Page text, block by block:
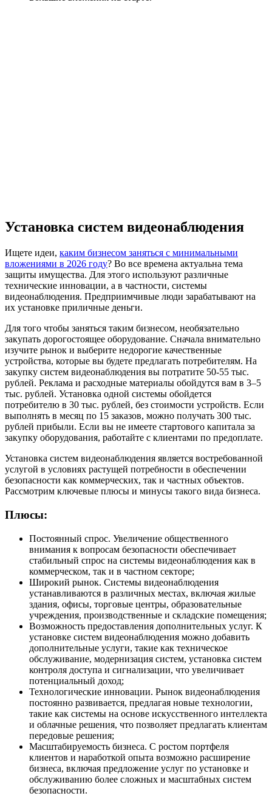
Установка систем видеонаблюдения
Ищете идеи, каким бизнесом заняться с минимальными
вложениями в 2026 году? Во все времена актуальна тема
защиты имущества. Для этого используют различные
технические инновации, а в частности, системы
видеонаблюдения. Предприимчивые люди зарабатывают на
их установке приличные деньги.
Для того чтобы заняться таким бизнесом, необязательно
закупать дорогостоящее оборудование. Сначала внимательно
изучите рынок и выберите недорогие качественные
устройства, которые вы будете предлагать потребителям. На
закупку систем видеонаблюдения вы потратите 50-55 тыс.
рублей. Реклама и расходные материалы обойдутся вам в 3–5
тыс. рублей. Установка одной системы обойдется
потребителю в 30 тыс. рублей, без стоимости устройств. Если
выполнять в месяц по 15 заказов, можно получать 300 тыс.
рублей прибыли. Если вы не имеете стартового капитала за
закупку оборудования, работайте с клиентами по предоплате.
Установка систем видеонаблюдения является востребованной
услугой в условиях растущей потребности в обеспечении
безопасности как коммерческих, так и частных объектов.
Рассмотрим ключевые плюсы и минусы такого вида бизнеса.
Плюсы:
Постоянный спрос. Увеличение общественного
внимания к вопросам безопасности обеспечивает
стабильный спрос на системы видеонаблюдения как в
коммерческом, так и в частном секторе;
Широкий рынок. Системы видеонаблюдения
устанавливаются в различных местах, включая жилые
здания, офисы, торговые центры, образовательные
учреждения, производственные и складские помещения;
Возможность предоставления дополнительных услуг. К
установке систем видеонаблюдения можно добавить
дополнительные услуги, такие как техническое
обслуживание, модернизация систем, установка систем
контроля доступа и сигнализации, что увеличивает
потенциальный доход;
Технологические инновации. Рынок видеонаблюдения
постоянно развивается, предлагая новые технологии,
такие как системы на основе искусственного интеллекта
и облачные решения, что позволяет предлагать клиентам
передовые решения;
Масштабируемость бизнеса. С ростом портфеля
клиентов и наработкой опыта возможно расширение
бизнеса, включая предложение услуг по установке и
обслуживанию более сложных и масштабных систем
безопасности.